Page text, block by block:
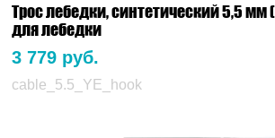
Трос лебедки, синтетический 5,5
для лебедки
3 779 руб.
cable_5.5_YE_hook